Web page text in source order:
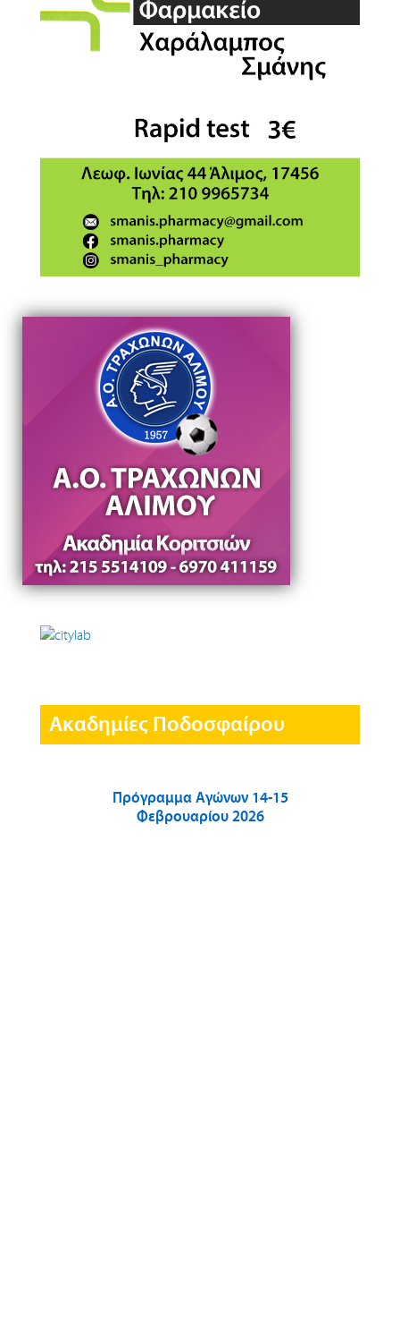
Ακαδημίες Ποδοσφαίρου
Πρόγραμμα Αγώνων 14-15
Φεβρουαρίου 2026